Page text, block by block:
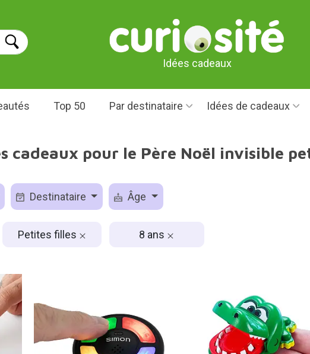
Idées cadeaux
Top 50 Par destinataire Idées de cadeaux
cadeaux pour le Père Noël invisible
Destinataire Âge
Petites filles 8 ans